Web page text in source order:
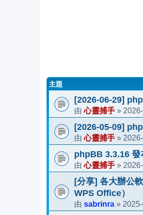
主題
[2026-06-29]
由心靈捕手 »
[2026-05-09]
由心靈捕手 »
phpBB 3.3.16 發
由心靈捕手 »
[分享] 各大辦公
WPS Office）
由 sabrinra »